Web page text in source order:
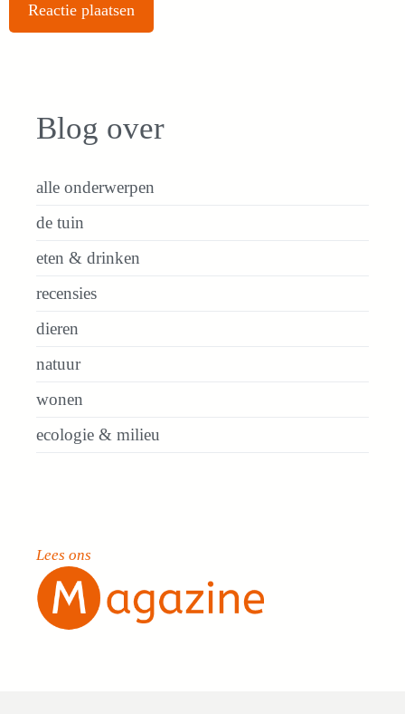
Blog over
alle onderwerpen
de tuin
eten & drinken
recensies
dieren
natuur
wonen
ecologie & milieu
Lees ons